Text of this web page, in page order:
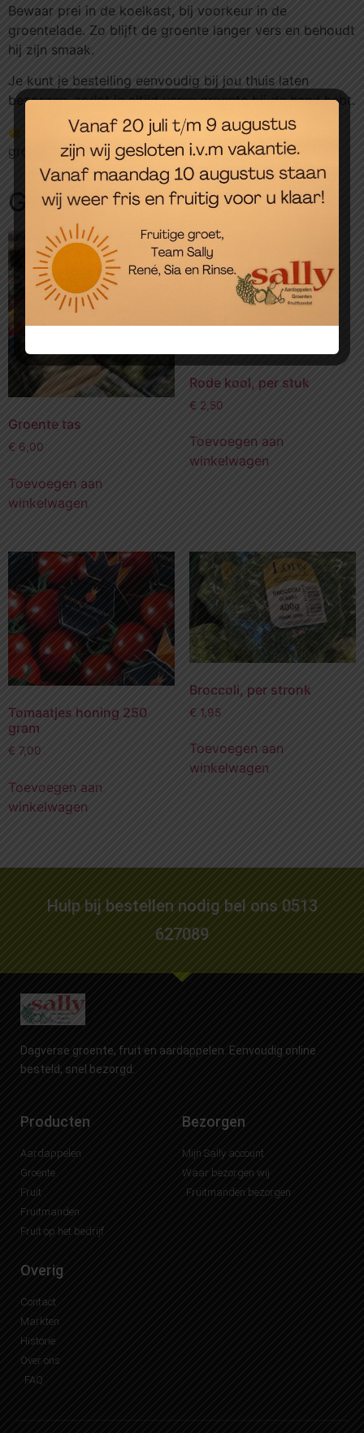
Bewaar prei in de koelkast, bij voorkeur in de
groentelade. Zo blijft de groente langer vers en behoudt
hij zijn smaak.
Je kunt je bestelling eenvoudig bij jou thuis laten
bezorgen, zodat je altijd verse groente bij de hand hebt.
👉 Voeg deze prei toe aan je bestelling en maak
groente bestellen snel en overzichtelijk.
Gerelateerde producten
Groente tas
€ 6,00
Toevoegen aan
winkelwagen
Rode kool, per stuk
€ 2,50
Toevoegen aan
winkelwagen
Tomaatjes honing 250
gram
€ 7,00
Toevoegen aan
winkelwagen
Broccoli, per stronk
€ 1,95
Toevoegen aan
winkelwagen
Hulp bij bestellen nodig bel ons 0513
627089
Dagverse groente, fruit en aardappelen. Eenvoudig online
besteld, snel bezorgd.
Producten
Aardappelen
Groente
Fruit
Fruitmanden
Fruit op het bedrijf
Bezorgen
Mijn Sally account
Waar bezorgen wij
Fruitmanden bezorgen
Overig
Contact
Markten
Historie
Over ons
FAQ